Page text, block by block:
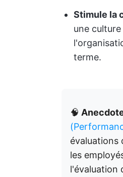
Stimule la
une
terme.
🧠
évaluations
les
l'évaluation